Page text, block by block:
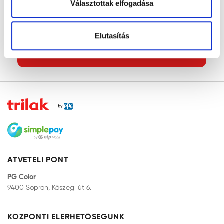
Választottak elfogadása
Elutasítás
Kávé, üdítő
ÁTVÉTELI PONT
PG Color
9400 Sopron, Kőszegi út 6.
KÖZPONTI ELÉRHETŐSÉGÜNK